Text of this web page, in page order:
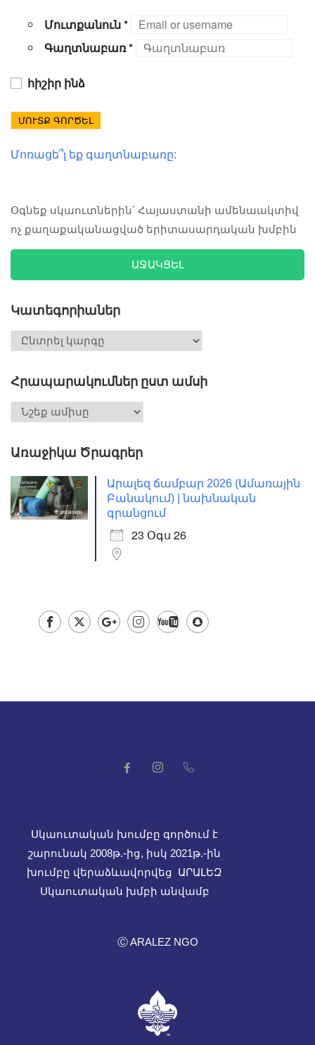
Մուտքանուն*
Գաղտնաբառ*
հիշիր ինձ
ՄՈՒՏՔ ԳՈՐԾԵԼ
Մոռացե՞լ եք գաղտնաբառը:
Օգնեք սկաուտներին՝ Հայաստանի ամենաակտիվ
ոչ քաղաքականացված երիտասարդական խմբին
ԱՋԱԿՑԵԼ
Կատեգորիաներ
Հրապարակումներ ըստ ամսի
Առաջիկա Ծրագրեր
Արալեզ ճամբար 2026 (Ամառային
Բանակում) | նախնական
գրանցում
23 Օգս 26
Սկաուտական խումբը գործում է
շարունակ 2008թ.-ից, իսկ 2021թ.-ին
խումբը վերաձևավորվեց ԱՐԱԼԵԶ
Սկաուտական խմբի անվամբ
Ⓒ ARALEZ NGO